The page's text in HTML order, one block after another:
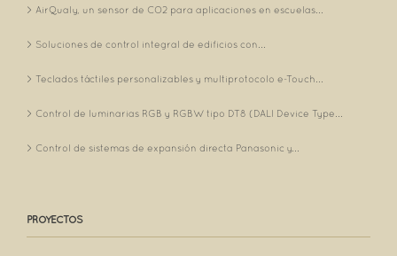
AirQualy, un sensor de CO2 para aplicaciones en escuelas...
Soluciones de control integral de edificios con...
Teclados táctiles personalizables y multiprotocolo e-Touch...
Control de luminarias RGB y RGBW tipo DT8 (DALI Device Type...
Control de sistemas de expansión directa Panasonic y...
PROYECTOS